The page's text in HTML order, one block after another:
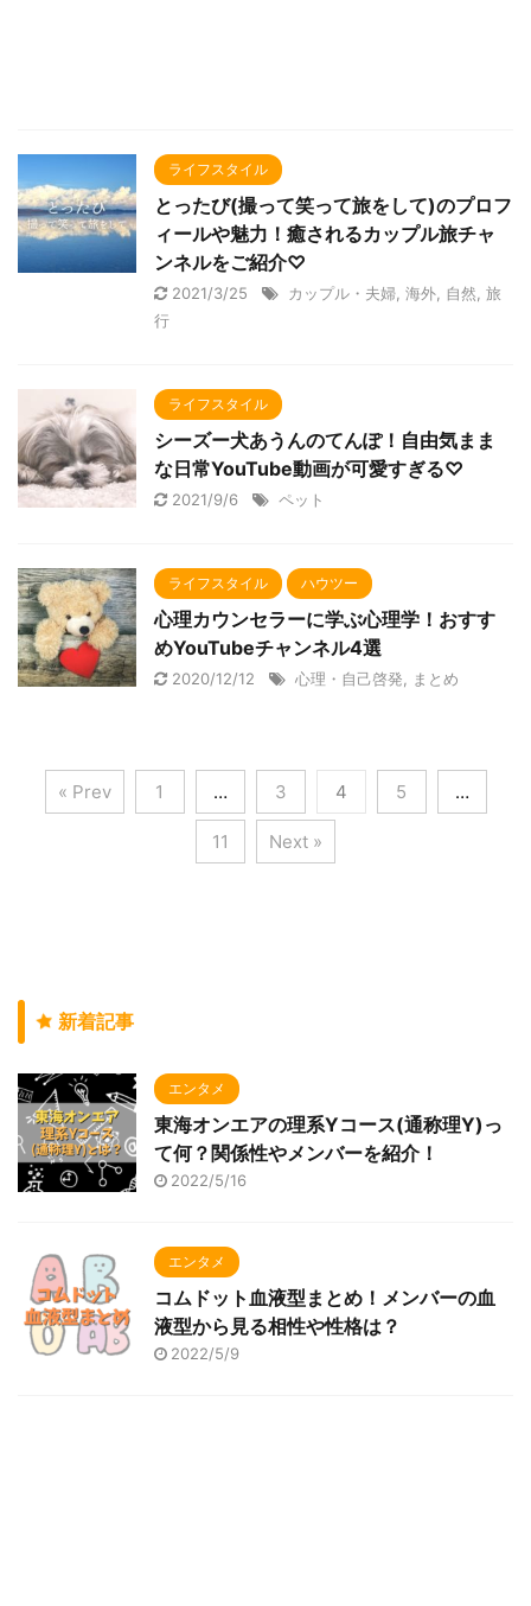
ライフスタイル
とったび(撮って笑って旅をして)のプロフ
ィールや魅力！癒されるカップル旅チャ
ンネルをご紹介♡
2021/3/25 カップル・夫婦 海外 自然 旅
行
ライフスタイル
シーズー犬あうんのてんぽ！自由気まま
な日常YouTube動画が可愛すぎる♡
2021/9/6 ペット
ライフスタイル ハウツー
心理カウンセラーに学ぶ心理学！おすす
めYouTubeチャンネル4選
2020/12/12 心理・自己啓発 まとめ
« Prev 1 … 3 4 5 …
11 Next »
新着記事
エンタメ
東海オンエアの理系Yコース(通称理Y)っ
て何？関係性やメンバーを紹介！
2022/5/16
エンタメ
コムドット血液型まとめ！メンバーの血
液型から見る相性や性格は？
2022/5/9